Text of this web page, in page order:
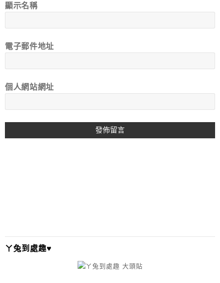
顯示名稱
電子郵件地址
個人網站網址
I
V
ㄚ兔到處趣♥